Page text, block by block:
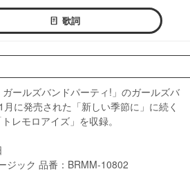
歌詞
ールズバンドパーティ!」のガールズバ
月に発売された「新しい季節に」に続く
レモロアイズ」を収録。
ジック 品番：BRMM-10802